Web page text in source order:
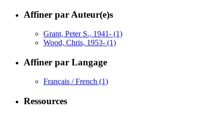
Affiner par Auteur(e)s
Grant, Peter S., 1941- (1)
Wood, Chris, 1953- (1)
Affiner par Langage
Français / French (1)
Ressources